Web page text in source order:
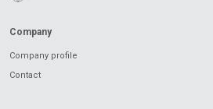
Company
Company profile
Contact